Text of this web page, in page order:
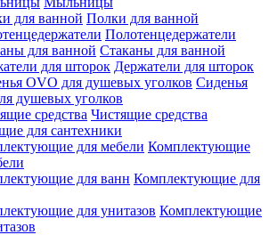
Полки для ванной
Полотенцедержатели
Стаканы для ванной
Держатели для шторок
Сиденья
душевых уголков
Чистящие средства
для сантехники
Комплектующие
Комплектующие для
Комплектующие